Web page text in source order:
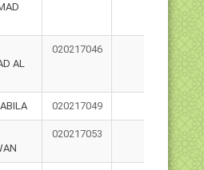
AL
020217046
020217049
020217053